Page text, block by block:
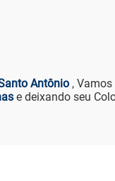
Antônio , Vamos
e deixando seu